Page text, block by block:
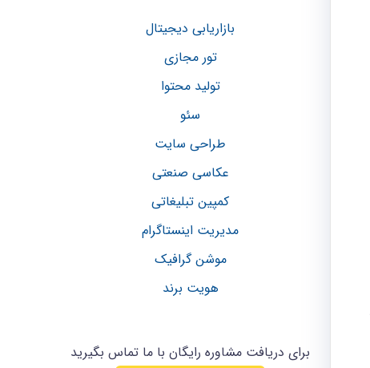
بازاریابی دیجیتال
تور مجازی
تولید محتوا
سئو
طراحی سایت
عکاسی صنعتی
کمپین تبلیغاتی
مدیریت اینستاگرام
موشن گرافیک
هویت برند
برای دریافت مشاوره رایگان با ما تماس بگیرید